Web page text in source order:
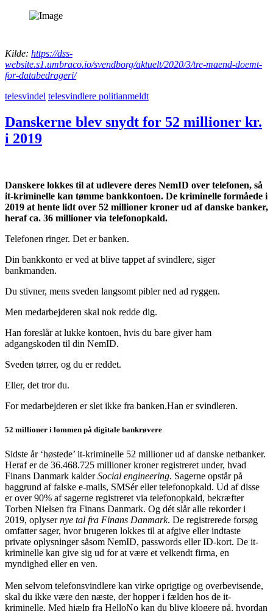
Kilde: https://dss-
website.s1.umbraco.io/svendborg/aktuelt/2020/3/tre-maend-doemt-
for-databedrageri/
telesvindel telesvindlere politianmeldt
Danskerne blev snydt for 52 millioner kr.
i 2019
Danskere lokkes til at udlevere deres NemID over telefonen, så
it-kriminelle kan tømme bankkontoen. De kriminelle formåede i
2019 at hente lidt over 52 millioner kroner ud af danske banker,
heraf ca. 36 millioner via telefonopkald.
Telefonen ringer. Det er banken.
Din bankkonto er ved at blive tappet af svindlere, siger
bankmanden.
Du stivner, mens sveden langsomt pibler ned ad ryggen.
Men medarbejderen skal nok redde dig.
Han foreslår at lukke kontoen, hvis du bare giver ham
adgangskoden til din NemID.
Sveden tørrer, og du er reddet.
Eller, det tror du.
For medarbejderen er slet ikke fra banken.Han er svindleren.
52 millioner i lommen på digitale bankrøvere
Sidste år ‘høstede’ it-kriminelle 52 millioner ud af danske netbanker.
Heraf er de 36.468.725 millioner kroner registreret under, hvad
Finans Danmark kalderSocial engineering. Sagerne opstår på
baggrund af falske e-mails, SMSér eller telefonopkald. Ud af disse
er over 90% af sagerne registreret via telefonopkald, bekræfter
Torben Nielsen fra Finans Danmark. Og dét slår alle rekorder i
2019, oplysernye tal fra Finans Danmark. De registrerede forsøg
omfatter sager, hvor brugeren lokkes til at afgive eller indtaste
private oplysninger såsom NemID, passwords eller ID-kort. De it-
kriminelle kan give sig ud for at være et velkendt firma, en
myndighed eller en ven.
Men selvom telefonsvindlere kan virke oprigtige og overbevisende,
skal du ikke være den næste, der hopper i fælden hos de it-
kriminelle. Med hjælp fra HelloNo kan du blive klogere på, hvordan